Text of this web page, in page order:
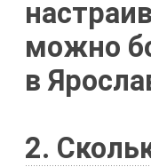
можно
в
2.